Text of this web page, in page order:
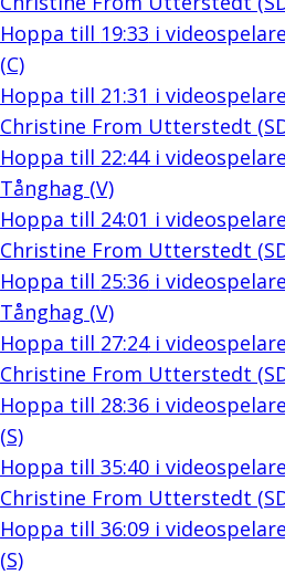
Hoppa till 19:33 i
(C)
Hoppa till 21:31 i
Christine From Utterstedt
Hoppa till 22:44i
Tånghag (V)
Hoppa till 24:01 i
Christine From Utterstedt
Hoppa till 25:36i
Tånghag (V)
Hoppa till 27:24i
Christine From Utterstedt
Hoppa till 28:36i
(S)
Hoppa till 35:40i
Christine From Utterstedt
Hoppa till 36:09i
(S)